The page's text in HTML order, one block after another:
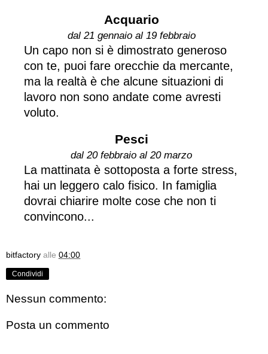
Acquario
dal 21 gennaio al 19 febbraio
Un capo non si è dimostrato generoso
con te, puoi fare orecchie da mercante,
ma la realtà è che alcune situazioni di
lavoro non sono andate come avresti
voluto.
Pesci
dal 20 febbraio al 20 marzo
La mattinata è sottoposta a forte stress,
hai un leggero calo fisico. In famiglia
dovrai chiarire molte cose che non ti
convincono...
bitfactory alle 04:00
Condividi
Nessun commento:
Posta un commento